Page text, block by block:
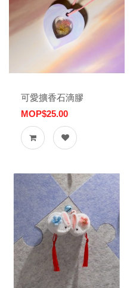
可愛擴香石滴膠
MOP$25.00